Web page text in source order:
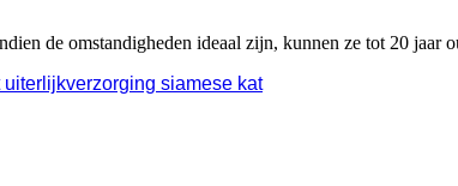
de omstandigheden ideaal zijn, kunnen ze tot 20 jaar
uiterlijkverzorging siamese kat